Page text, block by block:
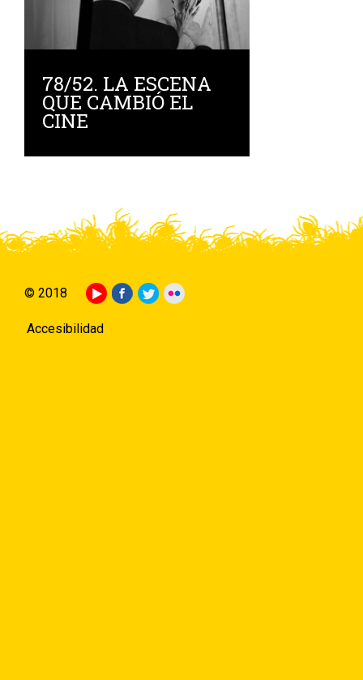
78/52. LA ESCENA
QUE CAMBIÓ EL
CINE
© 2018
Accesibilidad